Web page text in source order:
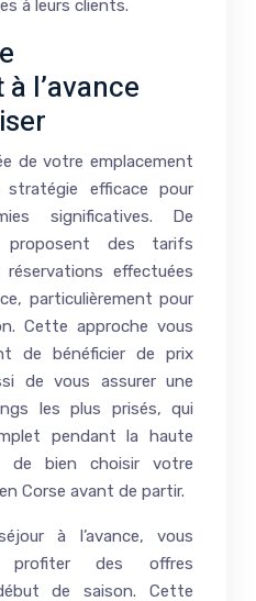
à leurs clients.
l’avance
de votre emplacement
efficace pour
significatives. De
proposent des tarifs
effectuées
particulièrement pour
Cette approche vous
de bénéficier de prix
de vous assurer une
les plus prisés, qui
pendant la haute
de bien choisir votre
Corse avant de partir.
à l’avance, vous
profiter des offres
de saison. Cette